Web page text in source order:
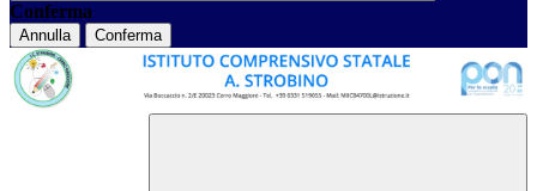
Conferma
Annulla Conferma